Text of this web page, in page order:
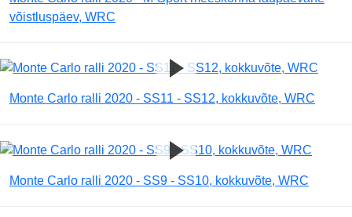
võistluspäev, WRC
Monte Carlo ralli 2020 - SS11 - SS12, kokkuvõte, WRC
Monte Carlo ralli 2020 - SS9 - SS10, kokkuvõte, WRC